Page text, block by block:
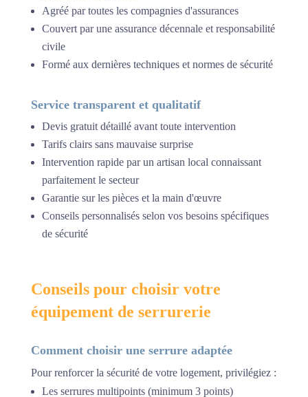
Agréé par toutes les compagnies d'assurances
Couvert par une assurance décennale et responsabilité
civile
Formé aux dernières techniques et normes de sécurité
Service transparent et qualitatif
Devis gratuit détaillé avant toute intervention
Tarifs clairs sans mauvaise surprise
Intervention rapide par un artisan local connaissant
parfaitement le secteur
Garantie sur les pièces et la main d'œuvre
Conseils personnalisés selon vos besoins spécifiques
de sécurité
Conseils pour choisir votre
équipement de serrurerie
Comment choisir une serrure adaptée
Pour renforcer la sécurité de votre logement, privilégiez :
Les serrures multipoints (minimum 3 points)